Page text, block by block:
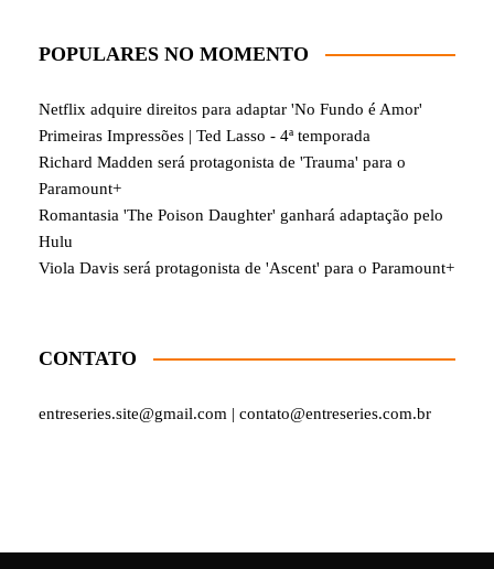
POPULARES NO MOMENTO
Netflix adquire direitos para adaptar 'No Fundo é Amor'
Primeiras Impressões | Ted Lasso - 4ª temporada
Richard Madden será protagonista de 'Trauma' para o
Paramount+
Romantasia 'The Poison Daughter' ganhará adaptação pelo
Hulu
Viola Davis será protagonista de 'Ascent' para o Paramount+
CONTATO
entreseries.site@gmail.com | contato@entreseries.com.br